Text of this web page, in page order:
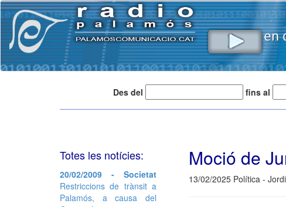
Des del fins al
Moció de
13/02/2025 Política -
Totes les notícies:
20/02/2009 - Societat
Restriccions de trànsit a
Palamós, a causa del